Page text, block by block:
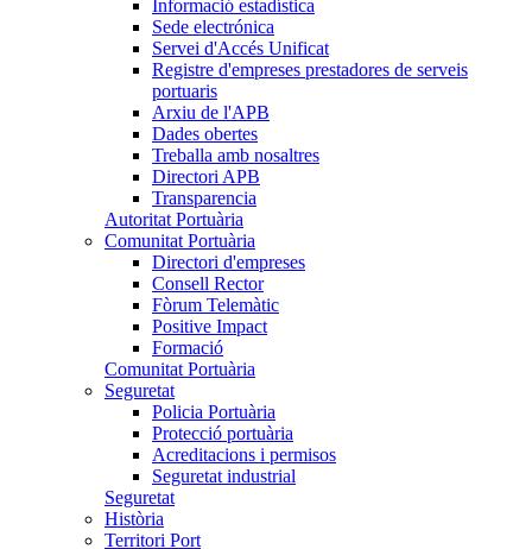
Informació estadística
Sede electrónica
Servei d'Accés Unificat
Registre d'empreses prestadores de serveis
portuaris
Arxiu de l'APB
Dades obertes
Treballa amb nosaltres
Directori APB
Transparencia
Autoritat Portuària
Comunitat Portuària
Directori d'empreses
Consell Rector
Fòrum Telemàtic
Positive Impact
Formació
Comunitat Portuària
Seguretat
Policia Portuària
Protecció portuària
Acreditacions i permisos
Seguretat industrial
Seguretat
Història
Territori Port